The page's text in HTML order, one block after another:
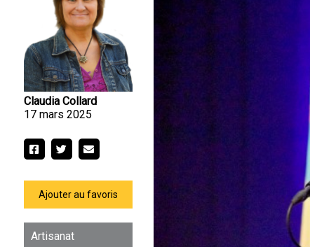
Claudia Collard
17 mars 2025
Ajouter au favoris
Artisanat